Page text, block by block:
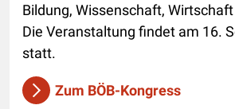
Bildung, Wissenschaft,
Die Veranstaltung findet am 16.
statt.
Zum BÖB-Kongress